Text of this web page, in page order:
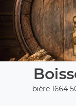
bière 1664